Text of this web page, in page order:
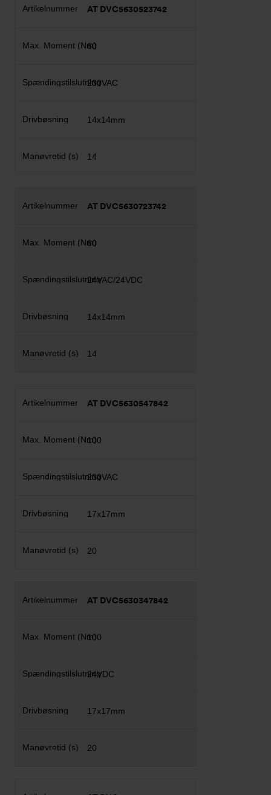
AT DVC5630523742
60
230VAC
14x14mm
14
AT DVC5630723742
60
24VAC/24VDC
14x14mm
14
AT DVC5630547842
100
230VAC
17x17mm
20
AT DVC5630347842
100
24VDC
17x17mm
20